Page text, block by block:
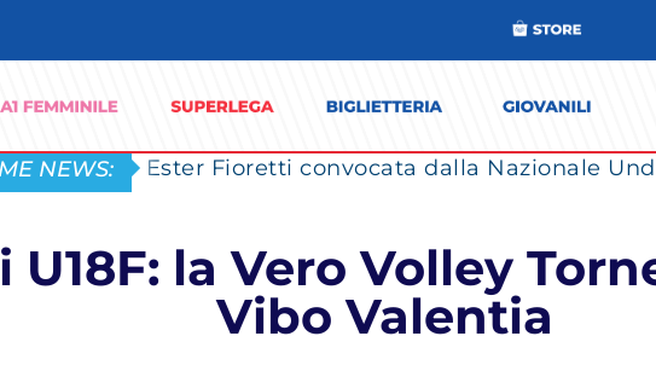
NEWS: Ester Fioretti convocata dalla Nazionale
la Vero Volley
Vibo Valentia